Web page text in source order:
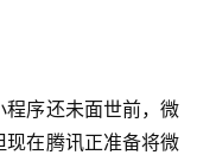
程序还未面世前，微
在腾讯正准备将微